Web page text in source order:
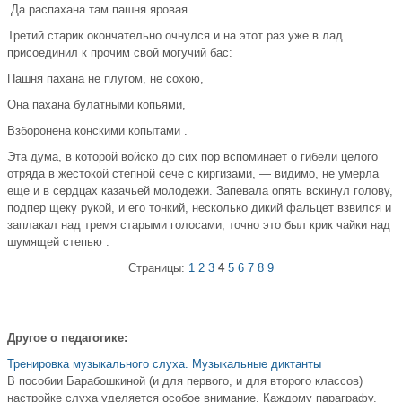
.Да распахана там пашня яровая .
Третий старик окончательно очнулся и на этот раз уже в лад
присоединил к прочим свой могучий бас:
Пашня пахана не плугом, не сохою,
Она пахана булатными копьями,
Взборонена конскими копытами .
Эта дума, в которой войско до сих пор вспоминает о гибели целого
отряда в жестокой степной сече с киргизами, — видимо, не умерла
еще и в сердцах казачьей молодежи. Запевала опять вскинул голову,
подпер щеку рукой, и его тонкий, несколько дикий фальцет взвился и
заплакал над тремя старыми голосами, точно это был крик чайки над
шумящей степью .
Страницы: 1 2 3 4 5 6 7 8 9
Другое о педагогике:
Тренировка музыкального слуха. Музыкальные диктанты
В пособии Барабошкиной (и для первого, и для второго классов)
настройке слуха уделяется особое внимание. Каждому параграфу,